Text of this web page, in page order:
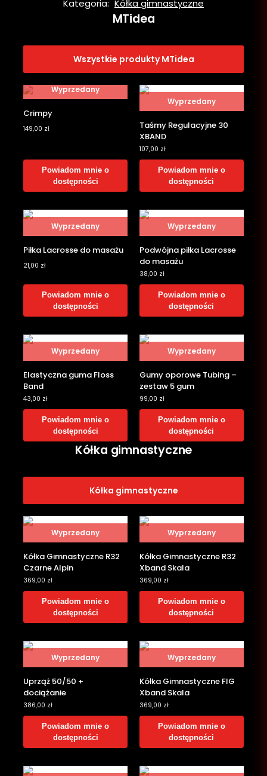
Kategoria: Kółka gimnastyczne
MTidea
Wszystkie produkty MTidea
Wyprzedany
Crimpy
149,00 zł
Powiadom mnie o
dostępności
Wyprzedany
Taśmy Regulacyjne 30
XBAND
107,00 zł
Powiadom mnie o
dostępności
Wyprzedany
Piłka Lacrosse do masażu
21,00 zł
Powiadom mnie o
dostępności
Wyprzedany
Podwójna piłka Lacrosse
do masażu
38,00 zł
Powiadom mnie o
dostępności
Wyprzedany
Elastyczna guma Floss
Band
43,00 zł
Powiadom mnie o
dostępności
Wyprzedany
Gumy oporowe Tubing –
zestaw 5 gum
99,00 zł
Powiadom mnie o
dostępności
Kółka gimnastyczne
Kółka gimnastyczne
Wyprzedany
Kółka Gimnastyczne R32
Czarne Alpin
369,00 zł
Powiadom mnie o
dostępności
Wyprzedany
Kółka Gimnastyczne R32
Xband Skala
369,00 zł
Powiadom mnie o
dostępności
Wyprzedany
Uprząż 50/50 +
dociążanie
386,00 zł
Powiadom mnie o
dostępności
Wyprzedany
Kółka Gimnastyczne FIG
Xband Skala
369,00 zł
Powiadom mnie o
dostępności